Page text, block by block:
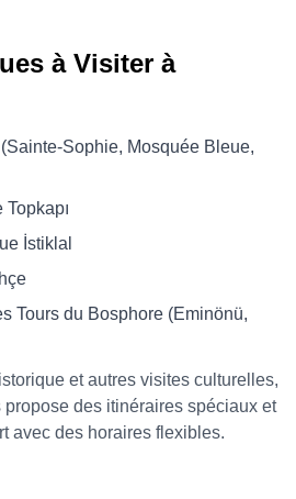
à Visiter à
Sophie, Mosquée Bleue,
İstiklal
Tours du Bosphore (Eminönü,
et autres visites culturelles,
propose des itinéraires spéciaux et
avec des horaires flexibles.